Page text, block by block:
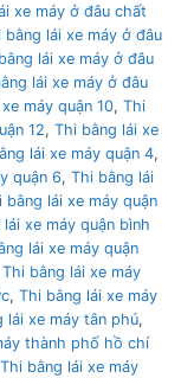
xe máy ở đâu chất
bằng lái xe máy ở đâu
lái xe máy ở đâu
lái xe máy ở đâu
máy quận 10, Thi
12, Thi bằng lái xe
lái xe máy quận 4,
quận 6, Thi bằng lái
bằng lái xe máy quận
xe máy quận bình
lái xe máy quận
Thi bằng lái xe máy
, Thi bằng lái xe máy
lái xe máy tân phú,
thành phố hồ chí
Thi bằng lái xe máy